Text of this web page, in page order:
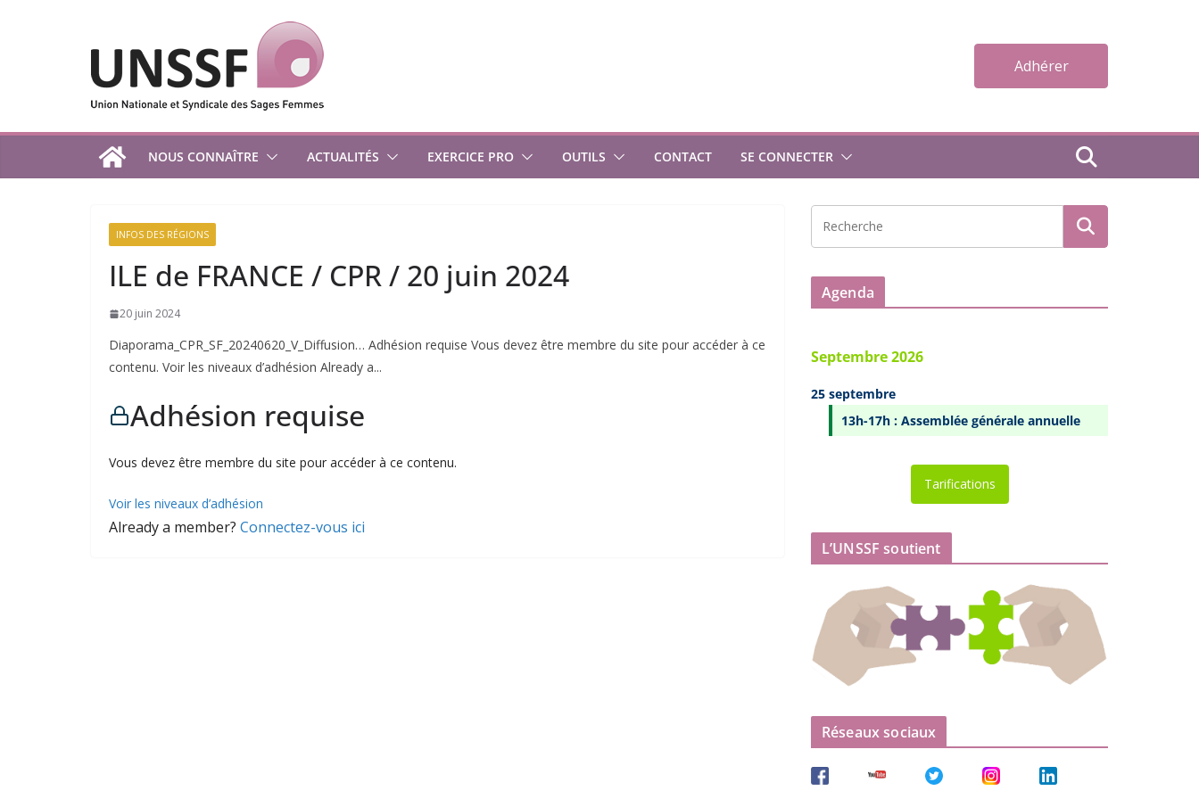
Adhérer
NOUS CONNAÎTRE ACTUALITÉS EXERCICE PRO OUTILS CONTACT SE CONNECTER
INFOS DES RÉGIONS
ILE de FRANCE / CPR / 20 juin 2024
20 juin 2024
Diaporama_CPR_SF_20240620_V_Diffusion… Adhésion requise Vous devez être membre du site pour accéder à ce
contenu. Voir les niveaux d’adhésion Already a...
Adhésion requise
Vous devez être membre du site pour accéder à ce contenu.
Voir les niveaux d’adhésion
Already a member? Connectez-vous ici
Agenda
Septembre 2026
25 septembre
13h-17h : Assemblée générale annuelle
Tarifications
L’UNSSF soutient
Réseaux sociaux